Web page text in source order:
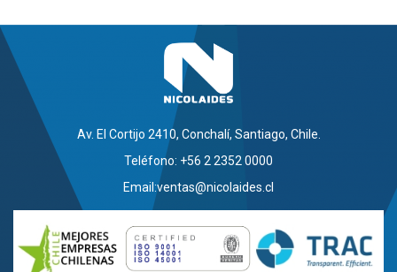
Av. El Cortijo 2410, Conchalí, Santiago, Chile.
Teléfono: +56 2 2352 0000
Email:ventas@nicolaides.cl